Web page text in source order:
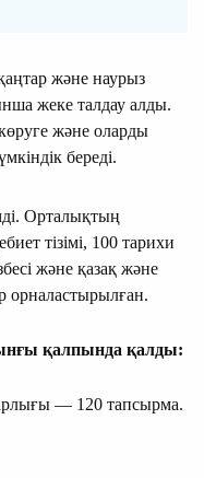
және наурыз
жеке талдау алды.
және оларды
береді.
Орталықтың
тізімі, 100 тарихи
және қазақ және
орналастырылған.
қалпында қалды:
— 120 тапсырма.